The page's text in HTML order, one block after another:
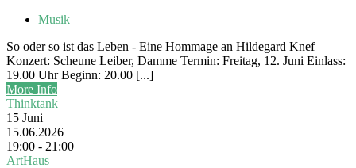
Musik
So oder so ist das Leben - Eine Hommage an Hildegard Knef
Konzert: Scheune Leiber, Damme Termin: Freitag, 12. Juni Einlass:
19.00 Uhr Beginn: 20.00 [...]
More Info
Thinktank
15 Juni
15.06.2026
19:00 - 21:00
ArtHaus